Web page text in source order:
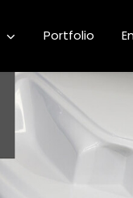
Portfolio